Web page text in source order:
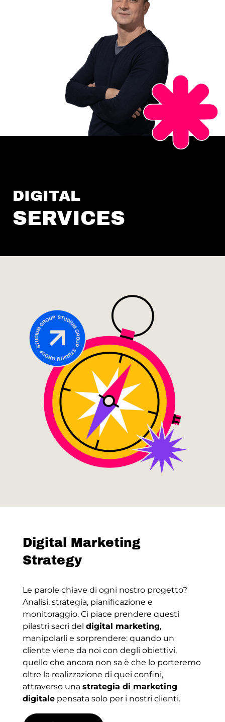
DIGITAL
SERVICES
Digital Marketing
Strategy
Le parole chiave di ogni nostro progetto?
Analisi, strategia, pianificazione e
monitoraggio. Ci piace prendere questi
pilastri sacri del digital marketing,
manipolarli e sorprendere: quando un
cliente viene da noi con degli obiettivi,
quello che ancora non sa è che lo porteremo
oltre la realizzazione di quei confini,
attraverso una strategia di marketing
digitalepensata solo per i nostri clienti.